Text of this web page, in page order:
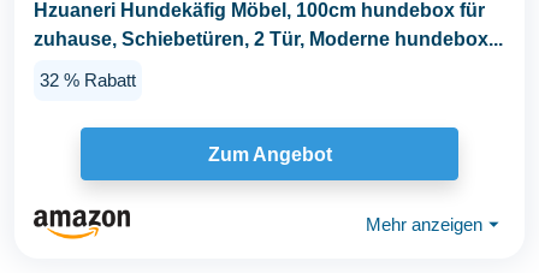
Hzuaneri Hundekäfig Möbel, 100cm hundebox für
zuhause, Schiebetüren, 2 Tür, Moderne hundebox...
32 % Rabatt
Zum Angebot
Mehr anzeigen ⏷